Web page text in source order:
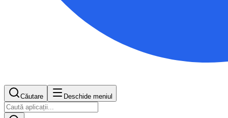
Căutare Deschide meniul